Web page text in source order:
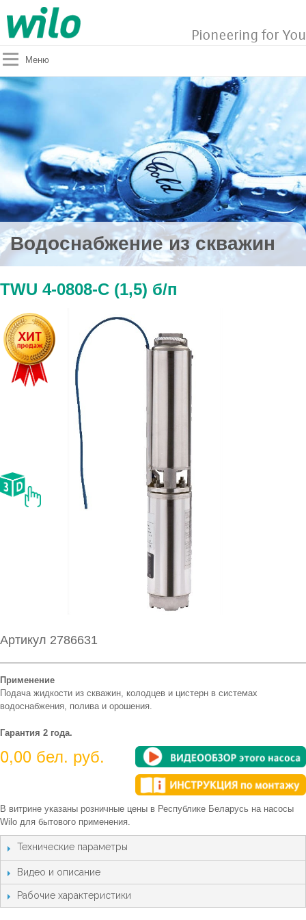
Pioneering for You
Меню
Водоснабжение из скважин
TWU 4-0808-C (1,5) б/п
Артикул 2786631
Применение
Подача жидкости из скважин, колодцев и цистерн в системах
водоснабжения, полива и орошения.
Гарантия 2 года.
0,00 бел. руб.
В витрине указаны розничные цены в Республике Беларусь на насосы
Wilo для бытового применения.
Технические параметры
Видео и описание
Рабочие характеристики